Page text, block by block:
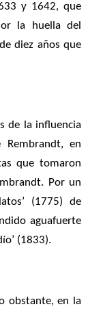
y 1642, que
la huella del
diez años que
de la influencia
en
que tomaron
Por un
(1775) de
aguafuerte
(1833).
obstante, en la